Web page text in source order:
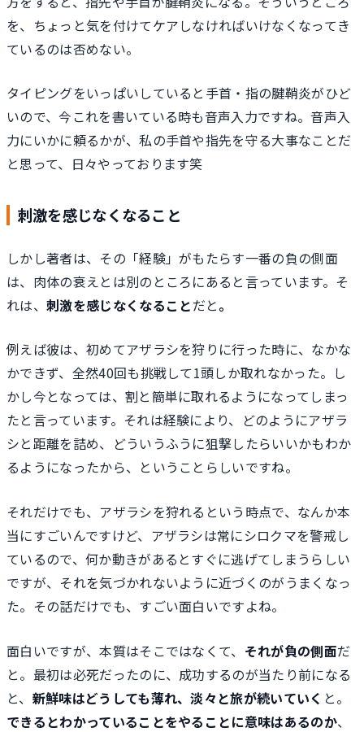
を、ちょっと気を付けてケアしなければいけなくなってき
ているのは否めない。
タイピングをいっぱいしていると手首・指の腱鞘炎がひど
いので、今これを書いている時も音声入力ですね。音声入
力にいかに頼るかが、私の手首や指先を守る大事なことだ
と思って、日々やっております笑
刺激を感じなくなること
しかし著者は、その「経験」がもたらす一番の負の側面
は、肉体の衰えとは別のところにあると言っています。そ
れは、 刺激を感じなくなることだと。
例えば彼は、初めてアザラシを狩りに行った時に、なかな
かできず、全然40回も挑戦して1頭しか取れなかった。し
かし今となっては、割と簡単に取れるようになってしまっ
たと言っています。それは経験により、どのようにアザラ
シと距離を詰め、どういうふうに狙撃したらいいかもわか
るようになったから、ということらしいですね。
それだけでも、アザラシを狩れるという時点で、なんか本
当にすごいんですけど、アザラシは常にシロクマを警戒し
ているので、何か動きがあるとすぐに逃げてしまうらしい
ですが、それを気づかれないように近づくのがうまくなっ
た。その話だけでも、すごい面白いですよね。
面白いですが、本質はそこではなくて、 それが負の側面だ
と。最初は必死だったのに、成功するのが当たり前になる
と、 新鮮味はどうしても薄れ、淡々と旅が続いていく と。
できるとわかっていることをやることに意味はあるのか、